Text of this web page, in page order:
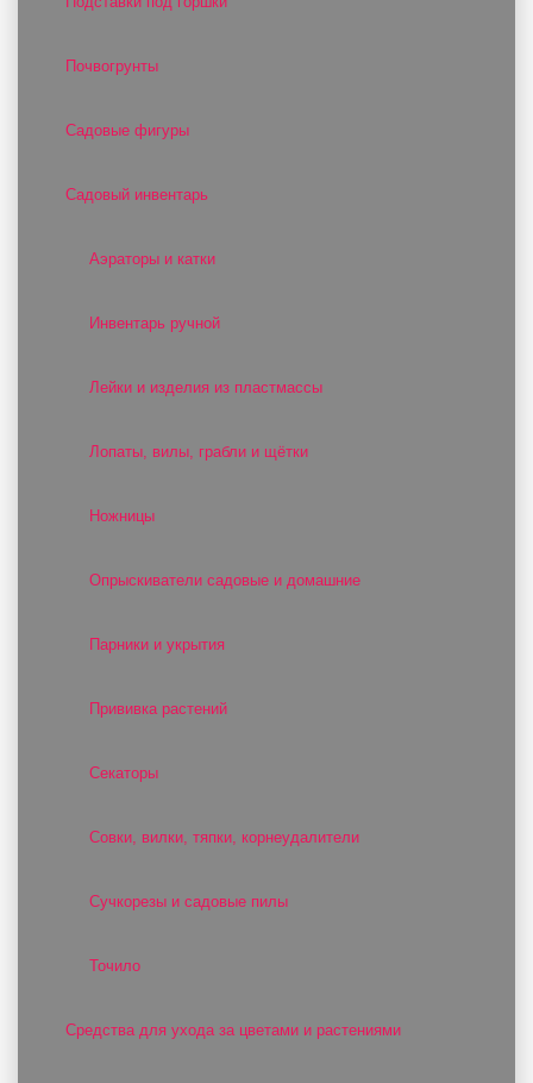
Почвогрунты
Садовые фигуры
Садовый инвентарь
Аэраторы и катки
Инвентарь ручной
Лейки и изделия из пластмассы
Лопаты, вилы, грабли и щётки
Ножницы
Опрыскиватели садовые и домашние
Парники и укрытия
Прививка растений
Секаторы
Совки, вилки, тяпки, корнеудалители
Сучкорезы и садовые пилы
Точило
Средства для ухода за цветами и растениями